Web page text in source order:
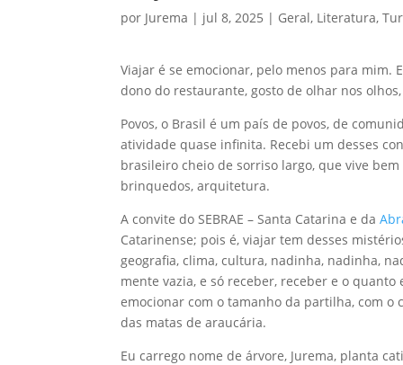
por Jurema | jul 8, 2025 | Geral, Literatura,
Viajar é se emocionar, pelo menos para mim.
dono do restaurante, gosto de olhar nos
Povos, o Brasil é um país de povos, de
atividade quase infinita. Recebi um desses
brasileiro cheio de sorriso largo, que vive
brinquedos, arquitetura.
A convite do SEBRAE – Santa Catarina e da
Catarinense; pois é, viajar tem desses
geografia, clima, cultura, nadinha, nadinha,
mente vazia, e só receber, receber e o
emocionar com o tamanho da partilha, com o
das matas de araucária.
Eu carrego nome de árvore, Jurema, planta